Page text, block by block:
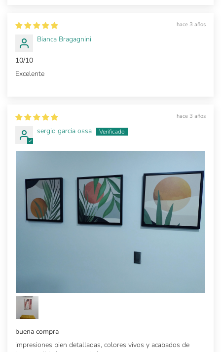
hace 3 años
Bianca Bragagnini
10/10
Excelente
hace 3 años
sergio garcia ossa
buena compra
impresiones bien detalladas, colores vivos y acabados de